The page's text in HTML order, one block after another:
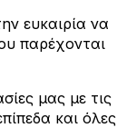
ευκαιρία να
παρέχονται
μας με τις
και όλες